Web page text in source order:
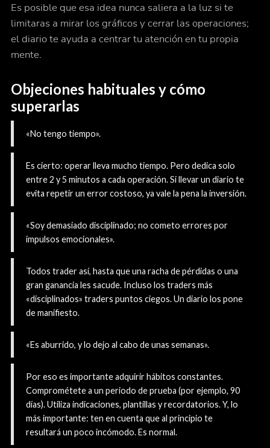
Es posible que esa idea nunca saliera a la luz si te
limitaras a mirar los gráficos y cerrar las operaciones;
el diario te ayuda a centrar tu atención en tu propia
mente.
Objeciones habituales y cómo
superarlas
«No tengo tiempo».
Es cierto: operar lleva mucho tiempo. Pero dedica solo
entre 2 y 5 minutos a cada operación. Si llevar un diario te
evita repetir un error costoso, ya vale la pena la inversión.
«Soy demasiado disciplinado; no cometo errores por
impulsos emocionales».
Todos trader así, hasta que una racha de pérdidas o una
gran ganancia les sacude. Incluso los traders más
«disciplinados» traders puntos ciegos. Un diario los pone
de manifiesto.
«Es aburrido, y lo dejo al cabo de unas semanas».
Por eso es importante adquirir hábitos constantes.
Comprométete a un periodo de prueba (por ejemplo, 90
días). Utiliza indicaciones, plantillas y recordatorios. Y, lo
más importante: ten en cuenta que al principio te
resultará un poco incómodo. Es normal.